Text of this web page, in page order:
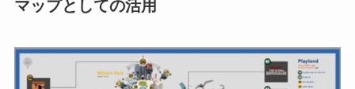
マップとしての活用